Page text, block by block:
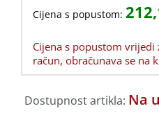
Cijena s popustom:
Cijena s popustom vrijedi
račun, obračunava se na
Dostupnost artikla: Na